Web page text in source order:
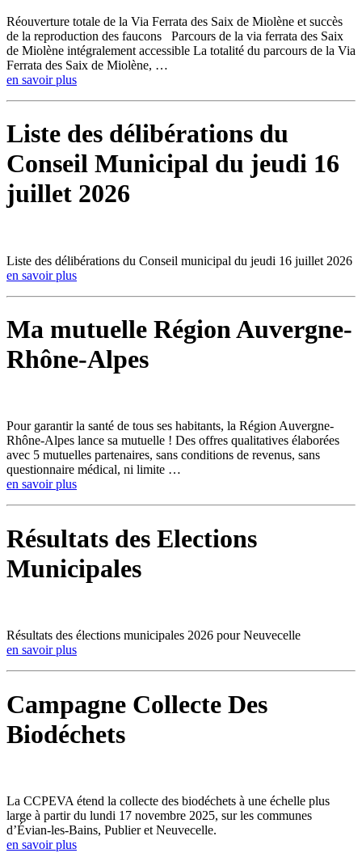
Réouverture totale de la Via Ferrata des Saix de Miolène et succès
de la reproduction des faucons Parcours de la via ferrata des Saix
de Miolène intégralement accessible La totalité du parcours de la Via
Ferrata des Saix de Miolène, …
en savoir plus
Liste des délibérations du
Conseil Municipal du jeudi 16
juillet 2026
Liste des délibérations du Conseil municipal du jeudi 16 juillet 2026
en savoir plus
Ma mutuelle Région Auvergne-
Rhône-Alpes
Pour garantir la santé de tous ses habitants, la Région Auvergne-
Rhône-Alpes lance sa mutuelle ! Des offres qualitatives élaborées
avec 5 mutuelles partenaires, sans conditions de revenus, sans
questionnaire médical, ni limite …
en savoir plus
Résultats des Elections
Municipales
Résultats des élections municipales 2026 pour Neuvecelle
en savoir plus
Campagne Collecte Des
Biodéchets
La CCPEVA étend la collecte des biodéchets à une échelle plus
large à partir du lundi 17 novembre 2025, sur les communes
d’Évian-les-Bains, Publier et Neuvecelle.
en savoir plus